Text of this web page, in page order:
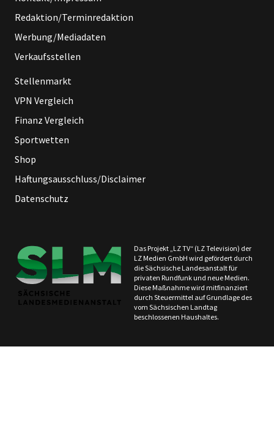
Redaktion/Terminredaktion
Werbung/Mediadaten
Verkaufsstellen
Stellenmarkt
VPN Vergleich
Finanz Vergleich
Sportwetten
Shop
Haftungsausschluss/Disclaimer
Datenschutz
Das Projekt „LZ TV“ (LZ Television) der
LZ Medien GmbH wird gefördert durch
die Sächsische Landesanstalt für
privaten Rundfunk und neue Medien.
Diese Maßnahme wird mitfinanziert
durch Steuermittel auf Grundlage des
vom Sächsischen Landtag
beschlossenen Haushaltes.